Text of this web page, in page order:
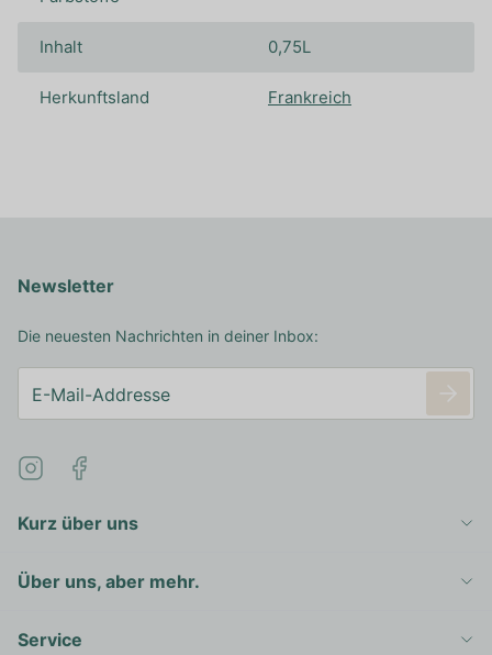
Inhalt 0,75L
Herkunftsland Frankreich
Kurz über uns
Über uns, aber mehr.
Service
Newsletter
Die neuesten Nachrichten in deiner Inbox: